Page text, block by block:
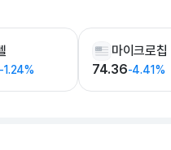
-1.24% 74.36-4.41%